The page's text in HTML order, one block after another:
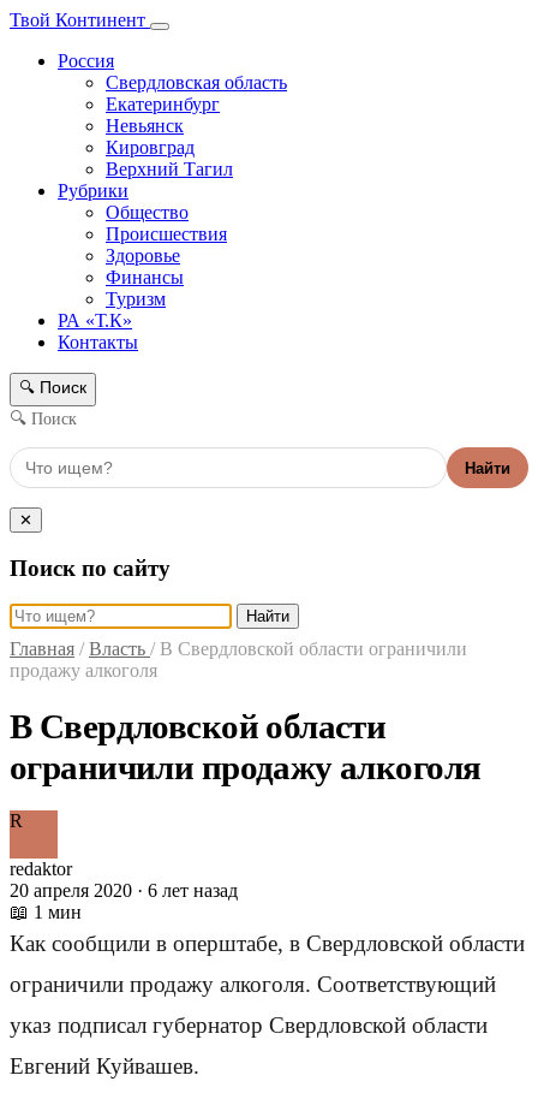
Твой Континент
Россия
Свердловская область
Екатеринбург
Невьянск
Кировград
Верхний Тагил
Рубрики
Общество
Происшествия
Здоровье
Финансы
Туризм
РА «Т.К»
Контакты
🔍 Поиск
🔍 Поиск
Найти
✕
Поиск по сайту
Найти
Главная / Власть / В Свердловской области ограничили
продажу алкоголя
В Свердловской области
ограничили продажу алкоголя
R
redaktor
20 апреля 2020 · 6 лет назад
📖 1 мин
Как сообщили в оперштабе, в Свердловской области
ограничили продажу алкоголя. Соответствующий
указ подписал губернатор Свердловской области
Евгений Куйвашев.